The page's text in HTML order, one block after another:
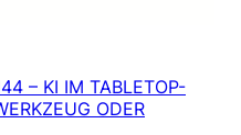
– KI IM TABLETOP-
ODER